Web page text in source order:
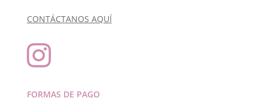
CONTÁCTANOS AQUÍ

FORMAS DE PAGO